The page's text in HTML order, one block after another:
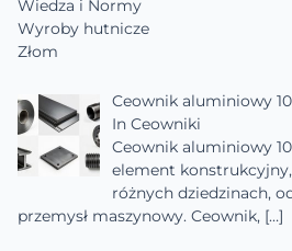
Wiedza i Normy
Wyroby hutnicze
Złom
Ceownik aluminiowy
In Ceowniki
Ceownik aluminiowy
element
różnych dziedzinach,
przemysł maszynowy. Ceownik, […]